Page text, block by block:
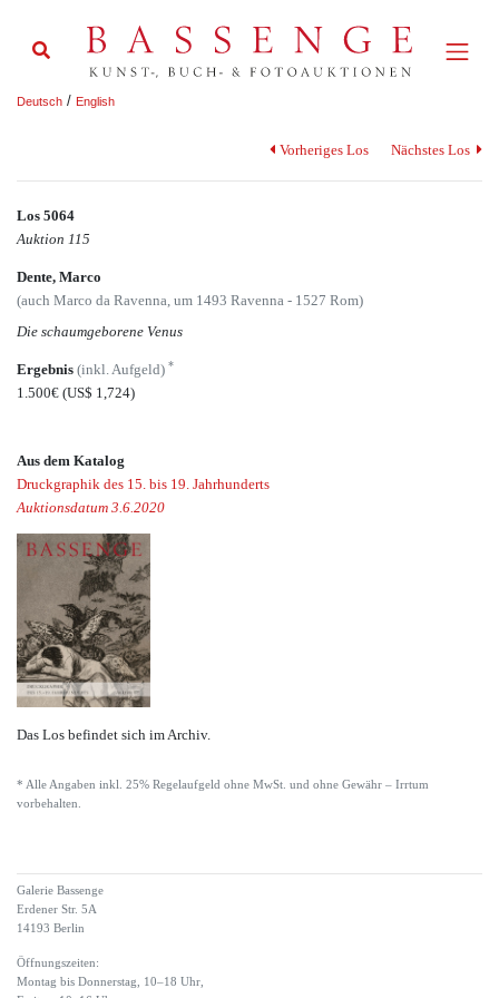
Deutsch / English
Vorheriges Los Nächstes Los
Los 5064
Auktion 115
Dente, Marco
(auch Marco da Ravenna, um 1493 Ravenna - 1527 Rom)
Die schaumgeborene Venus
Ergebnis (inkl. Aufgeld) *
1.500€ (US$ 1,724)
Aus dem Katalog
Druckgraphik des 15. bis 19. Jahrhunderts
Auktionsdatum 3.6.2020
Das Los befindet sich im Archiv.
* Alle Angaben inkl. 25% Regelaufgeld ohne MwSt. und ohne Gewähr – Irrtum
vorbehalten.
Galerie Bassenge
Erdener Str. 5A
14193 Berlin
Öffnungszeiten:
Montag bis Donnerstag, 10–18 Uhr,